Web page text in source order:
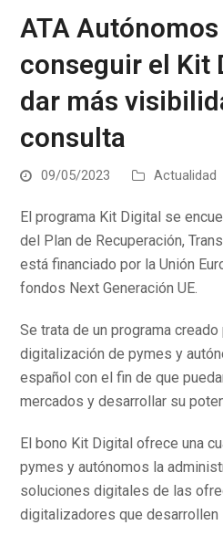
ATA
conseguir el Kit
dar más
consulta
09/05/2023 Actualidad
El programa Kit Digital se
del Plan de Recuperación,
está financiado por la Unión
fondos Next Generación UE.
Se trata de un programa
digitalización de pymes y
español con el fin de que
mercados y desarrollar su
El bono Kit Digital ofrece una
pymes y autónomos la
soluciones digitales de las
digitalizadores que desarrollen